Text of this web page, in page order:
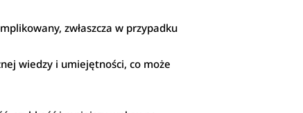
zwłaszcza w przypadku
wiedzy i umiejętności, co może